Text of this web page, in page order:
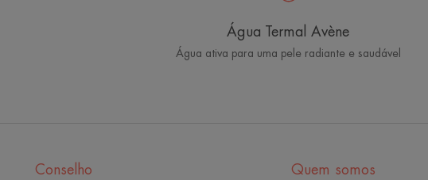
Água Termal Avène
Água ativa para uma pele radiante e saudável
Conselho Quem somos